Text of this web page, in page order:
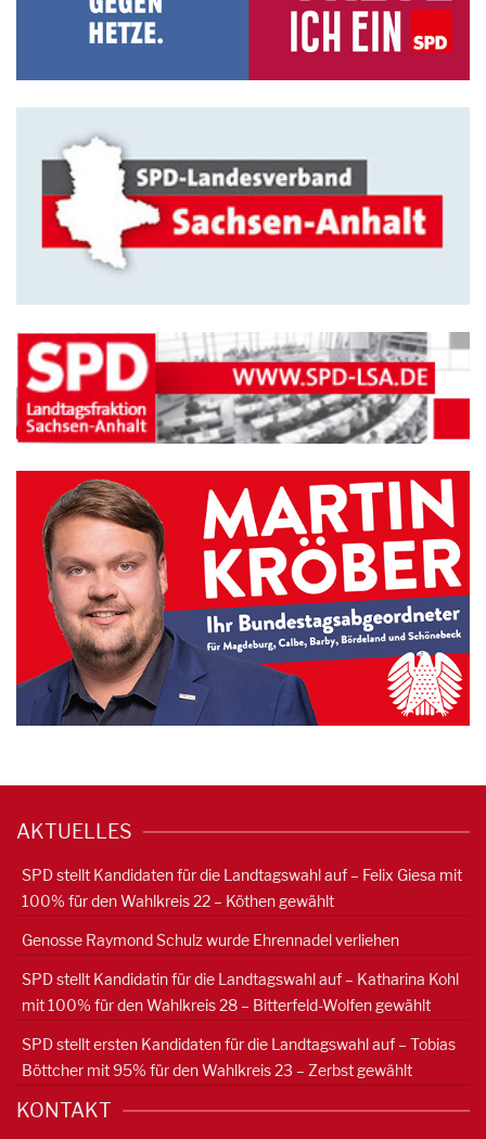
AKTUELLES
SPD stellt Kandidaten für die Landtagswahl auf – Felix Giesa mit
100% für den Wahlkreis 22 – Köthen gewählt
Genosse Raymond Schulz wurde Ehrennadel verliehen
SPD stellt Kandidatin für die Landtagswahl auf – Katharina Kohl
mit 100% für den Wahlkreis 28 – Bitterfeld-Wolfen gewählt
SPD stellt ersten Kandidaten für die Landtagswahl auf – Tobias
Böttcher mit 95% für den Wahlkreis 23 – Zerbst gewählt
KONTAKT